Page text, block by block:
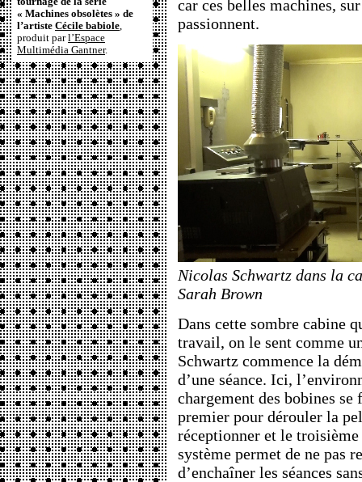
« Machines obsolètes » de
l’artiste Cécile babiole,
produit parl’Espace
Multimédia Gantner.
car ces belles machines,
passionnent.
Nicolas Schwartz dans la
Sarah Brown
Dans cette sombre cabine
travail, on le sent comme
Schwartz commence la
d’une séance. Ici,
chargement des bobines
premier pour dérouler la
réceptionner et le
système permet de ne pas
d’enchaîner les séances